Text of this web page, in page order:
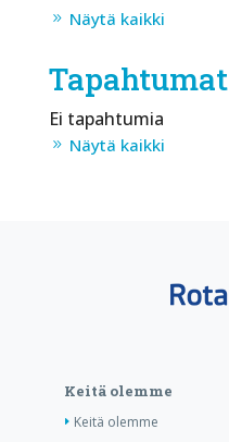
Näytä kaikki
Tapahtumat
Ei tapahtumia
Näytä kaikki
Keitä olemme
Keitä olemme